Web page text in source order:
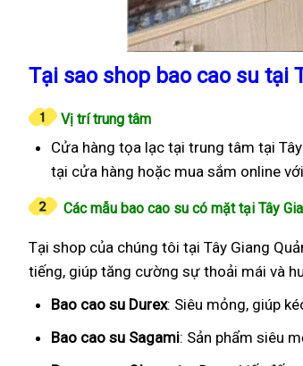
Tại sao shop bao cao su tại
Vị trí trung tâm
Cửa hàng tọa lạc tại trung tâm tại
tại cửa hàng hoặc mua sắm online
Các mẫu bao cao su có mặt tại Tây
Tại shop của chúng tôi tại Tây Giang
tiếng, giúp tăng cường sự thoải mái và
Bao cao su Durex: Siêu mỏng, giúp
Bao cao su Sagami: Sản phẩm siêu